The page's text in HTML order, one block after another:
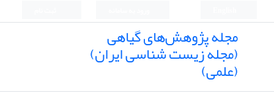
مجله پژوهش‌های گیاهی
(مجله زیست شناسی ایران)
(علمی)